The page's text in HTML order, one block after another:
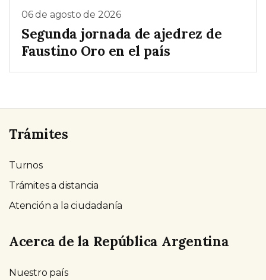
06 de agosto de 2026
Segunda jornada de ajedrez de
Faustino Oro en el país
Trámites
Turnos
Trámites a distancia
Atención a la ciudadanía
Acerca de la República Argentina
Nuestro país